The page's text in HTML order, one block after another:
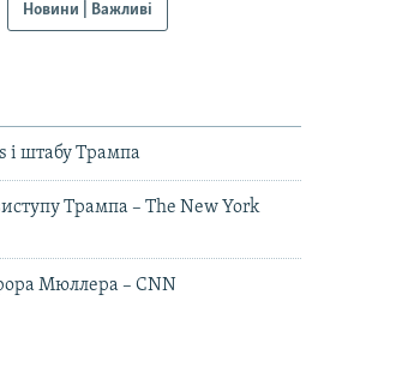
Новини | Важливі
і штабу Трампа
Трампа – The New York
Мюллера – CNN